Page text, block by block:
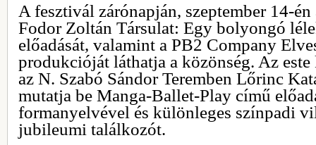
A fesztivál zárónapján, szeptember 14-én
Fodor Zoltán Társulat: Egy bolyongó
előadását, valamint a PB2 Company
produkcióját láthatja a közönség. Az
az N. Szabó Sándor Teremben Lőrinc
mutatja be Manga-Ballet-Play című
formanyelvével és különleges színpadi
jubileumi találkozót.